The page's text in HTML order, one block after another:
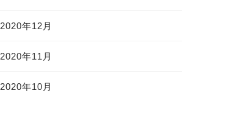
2020年12月
2020年11月
2020年10月